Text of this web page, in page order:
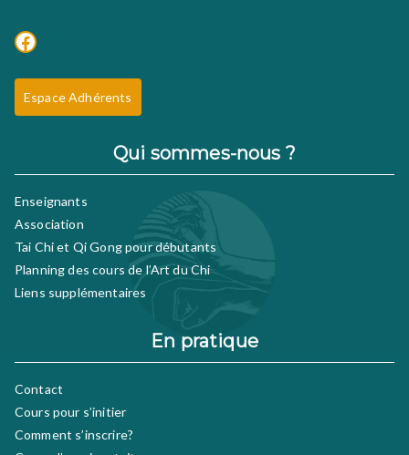
Facebook
Espace Adhérents
Qui sommes-nous ?
Enseignants
Association
Tai Chi et Qi Gong pour débutants
Planning des cours de l’Art du Chi
Liens supplémentaires
En pratique
Contact
Cours pour s’initier
Comment s’inscrire?